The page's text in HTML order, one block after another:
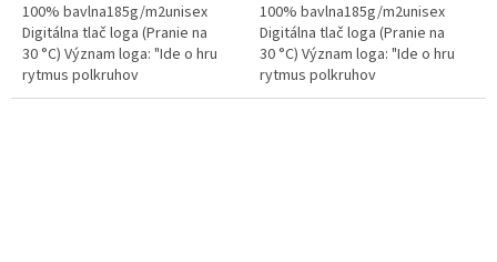
100% bavlna185g/m2unisex
Digitálna tlač loga (Pranie na
30 °C) Význam loga: "Ide o hru
rytmus polkruhov
reprezentujúcich farebné
100% bavlna185g/m2unisex
Digitálna tlač loga (Pranie na
30 °C) Význam loga: "Ide o hru
rytmus polkruhov
reprezentujúcich farebné